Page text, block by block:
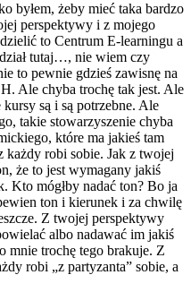
byłem, żeby mieć taka bardzo
perspektywy i z mojego
to Centrum E-learningu a
tutaj…, nie wiem czy
to pewnie gdzieś zawisnę na
Ale chyba trochę tak jest. Ale
są i są potrzebne. Ale
takie stowarzyszenie chyba
które ma jakieś tam
każdy robi sobie. Jak z twojej
że to jest wymagany jakiś
Kto mógłby nadać ton? Bo ja
ton i kierunek i za chwilę
Z twojej perspektywy
albo nadawać im jakiś
mnie trochę tego brakuje. Z
robi „z partyzanta” sobie, a